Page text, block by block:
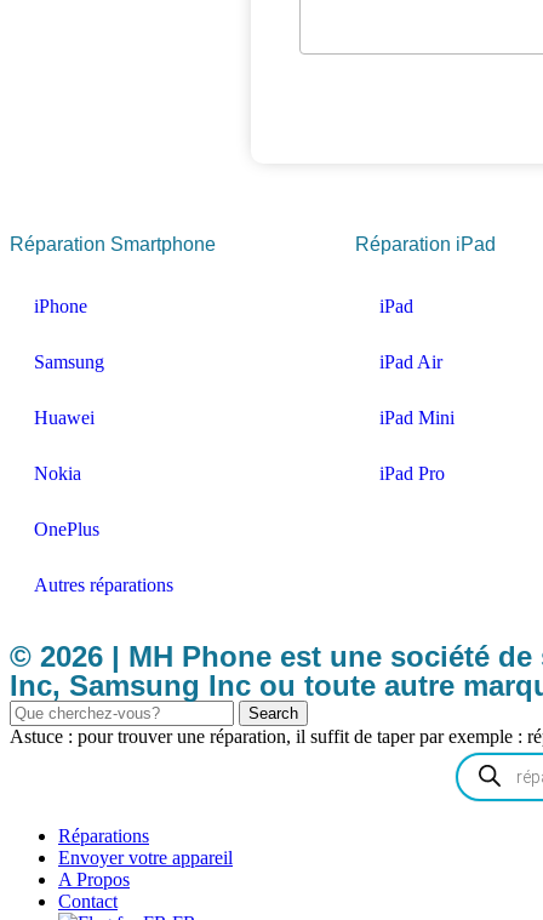
Réparation Smartphone
iPhone
Samsung
Huawei
Nokia
OnePlus
Autres réparations
Réparation iPad
iPad
iPad Air
iPad Mini
iPad Pro
© 2026 | MH Phone est une société
Inc, Samsung Inc ou toute autre
Search
Astuce : pour trouver une réparation, il suffit de taper par exemple :
Réparations
Envoyer votre appareil
A Propos
Contact